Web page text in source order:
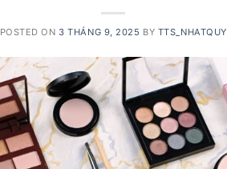
POSTED ON 3 THÁNG 9, 2025 BY TTS_NHATQUY